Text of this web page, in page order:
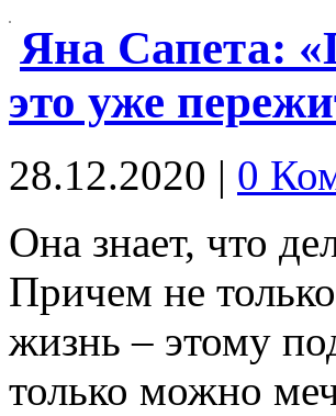
Яна Сапета:
это уже
28.12.2020 | 0
Она знает, что
Причем не
жизнь – этому
только можно